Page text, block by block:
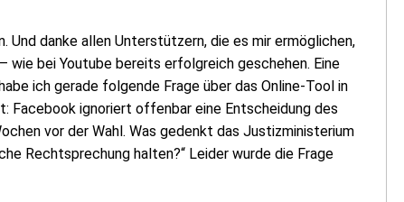
Und danke allen Unterstützern, die es mir ermöglichen,
wie bei Youtube bereits erfolgreich geschehen. Eine
ich gerade folgende Frage über das Online-Tool in
Facebook ignoriert offenbar eine Entscheidung des
vor der Wahl. Was gedenkt das Justizministerium
Rechtsprechung halten?“ Leider wurde die Frage